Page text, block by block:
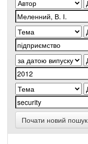
Почати новий пошук